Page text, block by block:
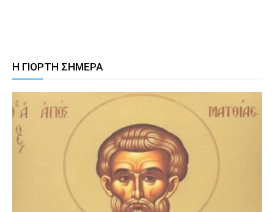
Η ΓΙΟΡΤΗ ΣΗΜΕΡΑ